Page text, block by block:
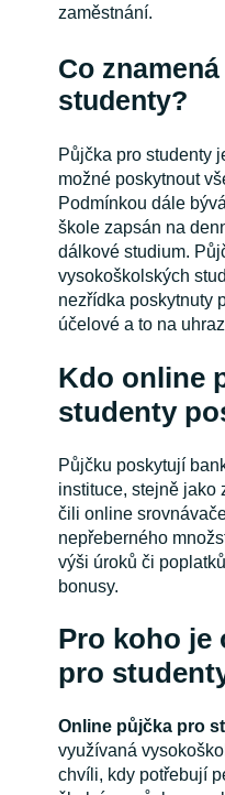
zaměstnání.
Co
studenty?
Půjčka pro studenty
možné poskytnout
Podmínkou dále
škole zapsán na
dálkové studium.
vysokoškolských
nezřídka poskytnuty
účelové a to na
Kdo online
studenty
Půjčku poskytují
instituce, stejně jako
čili online
nepřeberného
výši úroků či
bonusy.
Pro koho je
pro
Online půjčka pro
využívaná
chvíli, kdy potřebují